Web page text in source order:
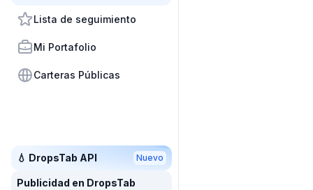
Lista de seguimiento
Mi Portafolio
Carteras Públicas
💧 DropsTab API Nuevo
Publicidad en DropsTab